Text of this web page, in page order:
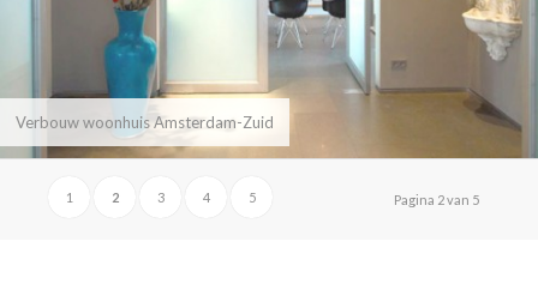
Verbouw woonhuis Amsterdam-Zuid
Pagina 2 van 5
1 2 3 4 5